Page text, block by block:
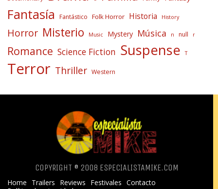
Fantasía Fantástico Folk Horror Historia History
Horror Misterio Music Mystery Música n null r
Romance Science Fiction Suspense T
Terror Thriller Western
COPYRIGHT ® 2008 ESPECIALISTAMIKE.COM
Home Trailers Reviews Festivales Contacto